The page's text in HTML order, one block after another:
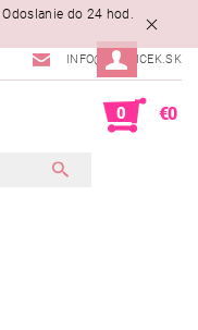
do 24 hod.
INFO@PUDLICEK.SK
0 €0